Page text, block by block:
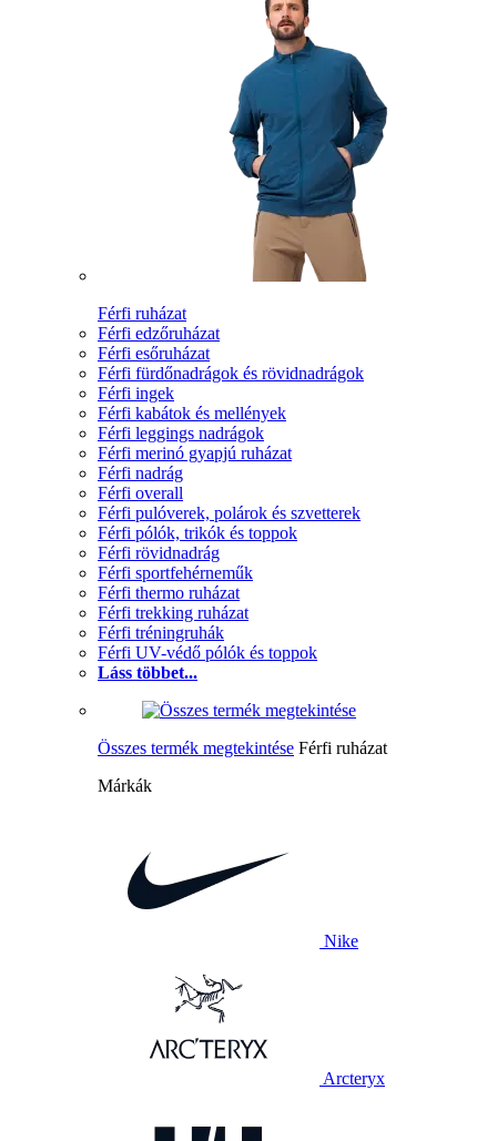
Férfi ruházat
Férfi edzőruházat
Férfi esőruházat
Férfi fürdőnadrágok és rövidnadrágok
Férfi ingek
Férfi kabátok és mellények
Férfi leggings nadrágok
Férfi merinó gyapjú ruházat
Férfi nadrág
Férfi overall
Férfi pulóverek, polárok és szvetterek
Férfi pólók, trikók és toppok
Férfi rövidnadrág
Férfi sportfehérneműk
Férfi thermo ruházat
Férfi trekking ruházat
Férfi tréningruhák
Férfi UV-védő pólók és toppok
Láss többet...
Összes termék megtekintése Férfi ruházat
Márkák
Nike
Arcteryx